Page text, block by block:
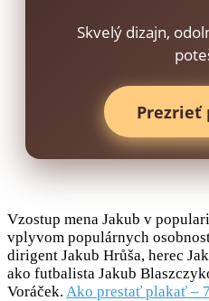
Skvelý dizajn,
Prezrieť
Vzostup mena Jakub v
vplyvom populárnych
dirigent Jakub Hrůša, herec
ako futbalista Jakub
Voráček. Ako prestať plakať –